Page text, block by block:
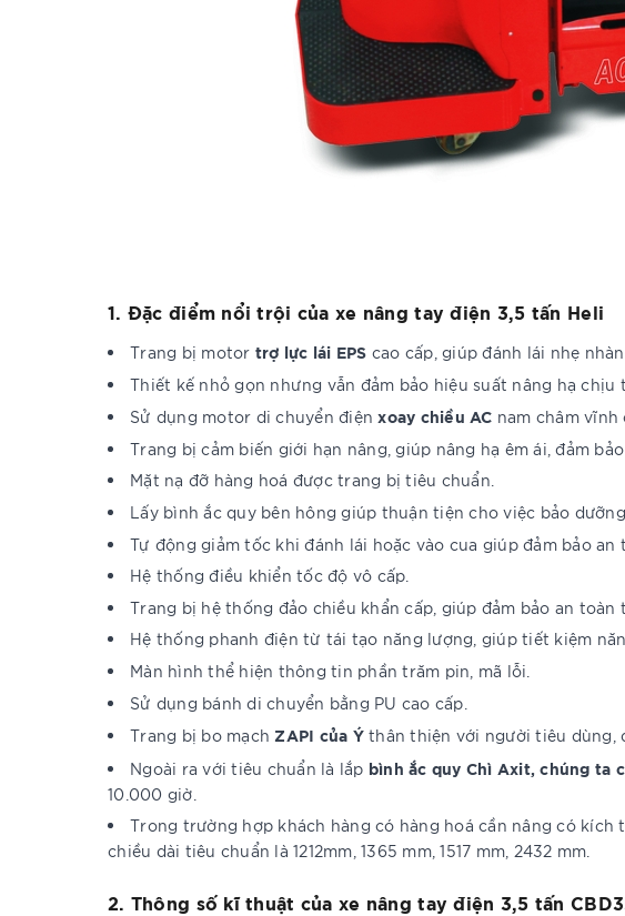
1. Đặc điểm nổi trội của xe nâng tay điện 3,5 tấn Heli
Trang bị motor trợ lực lái EPS cao cấp, giúp đánh lái nhẹ
Thiết kế nhỏ gọn nhưng vẫn đảm bảo hiệu suất nâng hạ chịu
Sử dụng motor di chuyển điệnxoay chiều AC nam châm
Trang bị cảm biến giới hạn nâng, giúp nâng hạ êm ái, đảm
Mặt nạ đỡ hàng hoá được trang bị tiêu chuẩn.
Lấy bình ắc quy bên hông giúp thuận tiện cho việc bảo
Tự động giảm tốc khi đánh lái hoặc vào cua giúp đảm bảo an
Hệ thống điều khiển tốc độ vô cấp.
Trang bị hệ thống đảo chiều khẩn cấp, giúp đảm bảo an
Hệ thống phanh điện từ tái tạo năng lượng, giúp tiết kiệm
Màn hình thể hiện thông tin phần trăm pin, mã lỗi.
Sử dụng bánh di chuyển bằng PU cao cấp.
Trang bị bo mạch ZAPI của Ýthân thiện với người tiêu dùng,
Ngoài ra với tiêu chuẩn là lắp bình ắc quy Chì Axit, chúng ta
10.000 giờ.
Trong trường hợp khách hàng có hàng hoá cần nâng có
chiều dài tiêu chuẩn là 1212mm, 1365 mm, 1517 mm, 2432 mm.
2. Thông số kĩ thuật của xe nâng tay điện 3,5 tấn